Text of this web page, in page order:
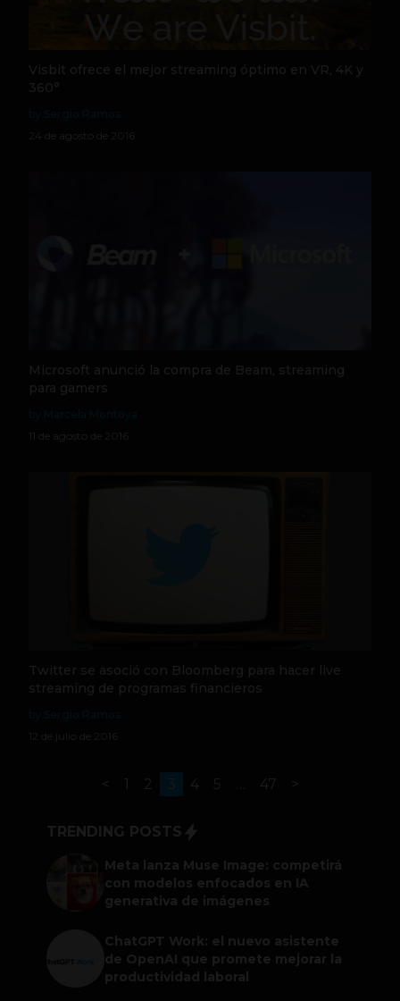
Visbit ofrece el mejor streaming óptimo en VR, 4K y
360°
24 de agosto de 2016
Microsoft anunció la compra de Beam, streaming
para gamers
11 de agosto de 2016
Twitter se asoció con Bloomberg para hacer live
streaming de programas financieros
12 de julio de 2016
1 3 4 5 47
TRENDING POSTS
Meta lanza Muse Image: competirá
con modelos enfocados en IA
generativa de imágenes
ChatGPT Work: el nuevo asistente
de OpenAI que promete mejorar la
productividad laboral